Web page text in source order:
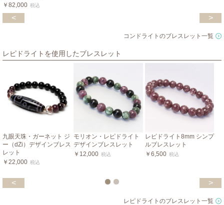
￥82,000 税込
< >
コンドライトのブレスレット一覧
レピドライトを使用したブレスレット
九眼天珠・ガーネット ジ
ー（dZi）デザインブレス
レット
￥22,000 税込
モリオン・レピドライト
デザインブレスレット
￥12,000 税込
レピドライト8mm シンプ
ルブレスレット
￥6,500 税込
< >
レピドライトのブレスレット一覧